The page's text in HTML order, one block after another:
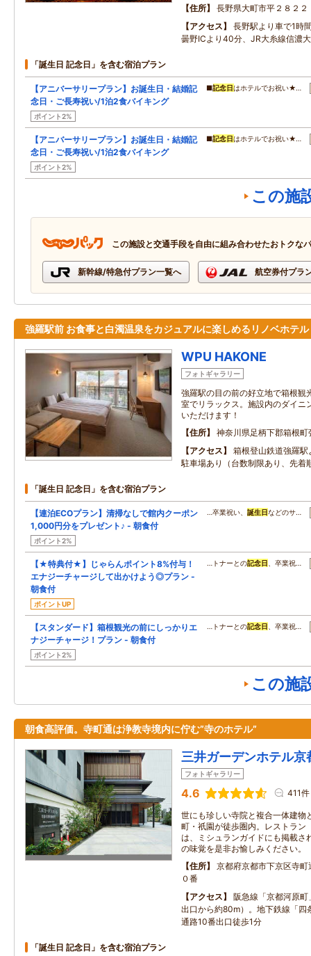
住所
長野県大町市平２８２２
アクセス
長野駅より車で1時
曇野ICより40分、JR大糸線信濃
「誕生日 記念日」を含む宿泊プラン
【アニバーサリープラン】お誕生日・結婚記
念日・ご長寿祝い/1泊2食バイキング
ポイント2%
■記念日はホテルでお祝い★…
【アニバーサリープラン】お誕生日・結婚記
念日・ご長寿祝い/1泊2食バイキング
ポイント2%
■記念日はホテルでお祝い★…
この施
この施設と交通手段を自由に組み合わせたおトクな
新幹線/特急付プラン一覧へ 航空券付プラ
強羅駅前 お食事と白濁温泉をカジュアルに楽しめるリノベホテル
WPU HAKONE
フォトギャラリー
強羅駅の目の前の好立地で箱根観
室でリラックス。施設内のダイニ
いただけます！
住所
神奈川県足柄下郡箱根
アクセス
箱根登山鉄道強羅
駐車場あり（台数制限あり、先着
「誕生日 記念日」を含む宿泊プラン
【連泊ECOプラン】清掃なしで館内クーポン
1,000円分をプレゼント♪ - 朝食付
ポイント2%
…卒業祝い、 誕生日などのサ…
【★特典付★】じゃらんポイント8%付与！
エナジーチャージして出かけよう◎プラン -
朝食付
ポイントUP
…トナーとの記念日 、卒業祝…
【スタンダード】箱根観光の前にしっかりエ
ナジーチャージ！プラン - 朝食付
ポイント2%
…トナーとの記念日 、卒業祝…
この施
朝食高評価。寺町通は浄教寺境内に佇む”寺のホテル”
三井ガーデンホテル京
フォトギャラリー
4.6 411件
世にも珍しい寺院と複合一体建物
町・祇園が徒歩圏内。レストラン
は、ミシュランガイドにも掲載さ
の味覚を是非お愉しみください。
住所
京都府京都市下京区寺
０番
アクセス
阪急線「京都河原
出口から約80m）。地下鉄線「四
通路10番出口徒歩1分
「誕生日 記念日」を含む宿泊プラン